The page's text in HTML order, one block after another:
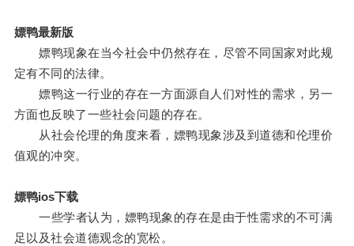
嫖鸭最新版
嫖鸭现象在当今社会中仍然存在，尽管不同国家对此规
定有不同的法律。
嫖鸭这一行业的存在一方面源自人们对性的需求，另一
方面也反映了一些社会问题的存在。
从社会伦理的角度来看，嫖鸭现象涉及到道德和伦理价
值观的冲突。
嫖鸭ios下载
一些学者认为，嫖鸭现象的存在是由于性需求的不可满
足以及社会道德观念的宽松。